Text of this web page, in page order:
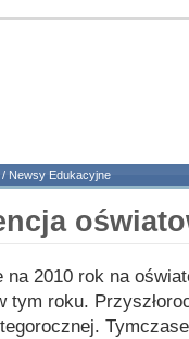
/ Newsy Edukacyjne
na 2010 rok na
tym roku.